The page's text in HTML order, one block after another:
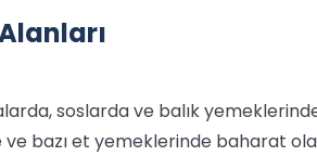
soslarda ve balık
bazı et yemeklerinde baharat